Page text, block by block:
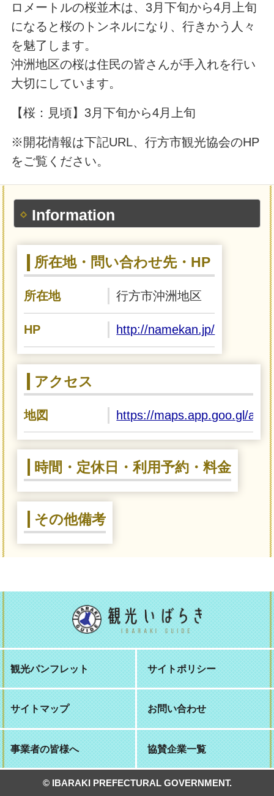
ロメートルの桜並木は、3月下旬から4月上旬
になると桜のトンネルになり、行きかう人々
を魅了します。
沖洲地区の桜は住民の皆さんが手入れを行い
大切にしています。
【桜：見頃】3月下旬から4月上旬
※開花情報は下記URL、行方市観光協会のHP
をご覧ください。
Information
所在地・問い合わせ先・HP
所在地 行方市沖洲地区
HP http://namekan.jp/
アクセス
地図 https://maps.app.goo.gl/
時間・定休日・利用予約・料金
その他備考
観光パンフレット サイトポリシー
サイトマップ お問い合わせ
事業者の皆様へ 協賛企業一覧
© IBARAKI PREFECTURAL GOVERNMENT.